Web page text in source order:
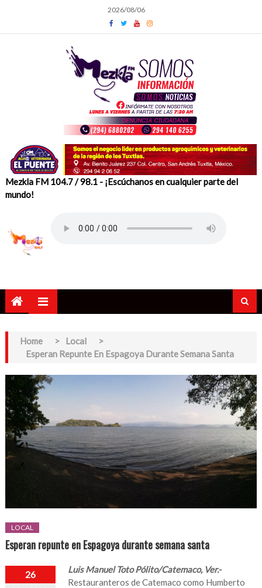
content
2026/08/06
Mezkla FM 104.7 / 98.1 - ¡Escúchanos en cualquier parte del
mundo!
Home > Local
>
Esperan Repunte En Espagoya Durante Semana Santa
LOCAL
Esperan repunte en Espagoya durante semana santa
26
Luis Manuel Toto Pólito/Catemaco, Ver.-
Restauranteros de Catemaco como Humberto